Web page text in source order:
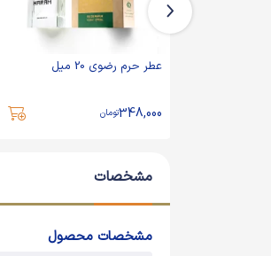
عطر حرم رضوی 20 میل
348,000تومان
مشخصات
مشخصات محصول